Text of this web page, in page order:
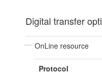
Digital transfer
OnLine resource
Protocol